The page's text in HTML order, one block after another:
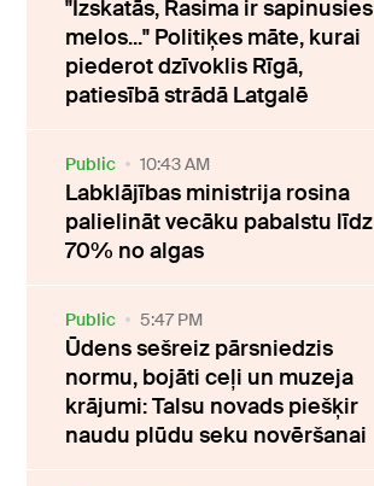
"Izskatās, Rasima ir sapinusies
melos..." Politiķes māte, kurai
piederot dzīvoklis Rīgā,
patiesībā strādā Latgalē
Public 10:43 AM
Labklājības ministrija rosina
palielināt vecāku pabalstu līdz
70% no algas
Public 5:47 PM
Ūdens sešreiz pārsniedzis
normu, bojāti ceļi un muzeja
krājumi: Talsu novads piešķir
naudu plūdu seku novēršanai